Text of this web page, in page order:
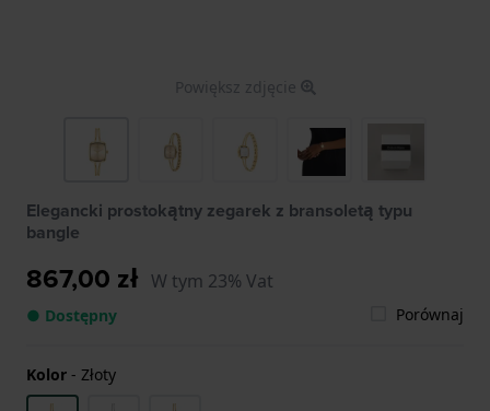
Powiększ zdjęcie
Elegancki prostokątny zegarek z bransoletą typu
bangle
867,00 zł W tym 23% Vat
● Dostępny Porównaj
Kolor - Złoty